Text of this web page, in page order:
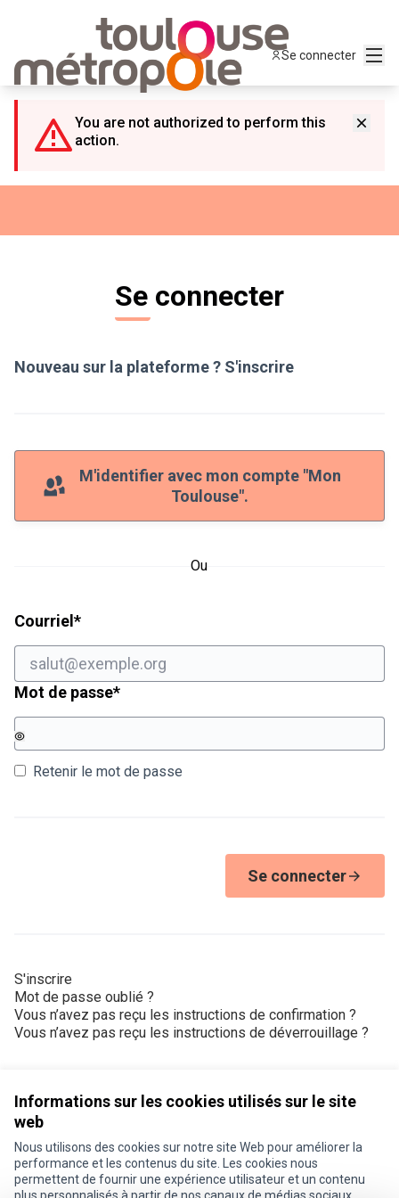
Informations sur les cookies utilisés sur le site
web
Nous utilisons des cookies sur notre site Web pour améliorer la
performance et les contenus du site. Les cookies nous
permettent de fournir une expérience utilisateur et un contenu
Se connecter
You are not authorized to perform this
action.
Se connecter
Nouveau sur la plateforme ? S'inscrire
M'identifier avec mon compte "Mon
Toulouse".
Ou
Courriel *Champ obligatoire
Mot de passe*Champ obligatoire
Retenir le mot de passe
Se connecter
S'inscrire
Mot de passe oublié ?
Vous n’avez pas reçu les instructions de confirmation ?
Vous n’avez pas reçu les instructions de déverrouillage ?
Conditions d'utilisation
Paramètres des cookies
Je participe ! sur X
Je participe ! sur Facebook
Je participe ! sur Instagram